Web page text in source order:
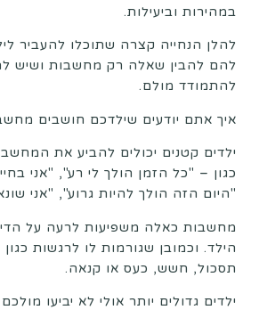
במהירות וביעילות.
להלן הנחייה קצרה שתוכלו להעביר
להם להבין שאלה רק מחשבות ושיש
להתמודד מולם.
איך אתם יודעים שילדכם חושבים
ילדים קטנים יכולים להביע את
כגון – "כל הזמן הולך לי רע", "אני
"היום הזה הולך להיות גרוע", "אני
מחשבות כאלה משפיעות לרעה על
הילד. וכמובן שגורמות לו לרגשות
תסכול, חשש, כעס או קנאה.
ילדים גדולים יותר אולי לא יביעו